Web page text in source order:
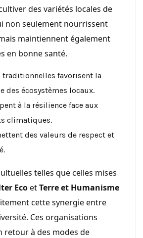
des variétés locales de
non seulement nourrissent
maintiennent également
en bonne santé.
traditionnelles favorisent la
des écosystèmes locaux.
à la résilience face aux
climatiques.
des valeurs de respect et
telles que celles mises
EcoetTerre et Humanisme
cette synergie entre
Ces organisations
retour à des modes de